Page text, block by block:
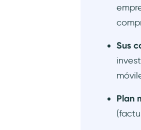
Sus
Plan